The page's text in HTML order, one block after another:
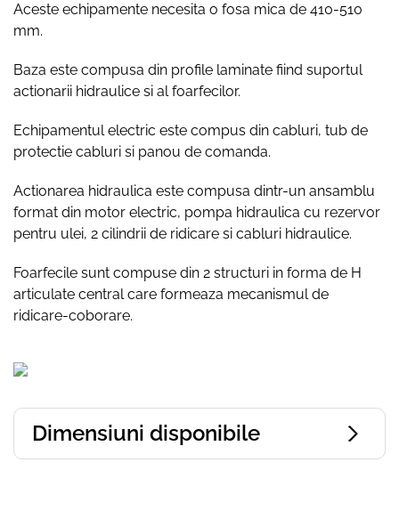
Aceste echipamente necesita o fosa mica de 410-510
mm.
Baza este compusa din profile laminate fiind suportul
actionarii hidraulice si al foarfecilor.
Echipamentul electric este compus din cabluri, tub de
protectie cabluri si panou de comanda.
Actionarea hidraulica este compusa dintr-un ansamblu
format din motor electric, pompa hidraulica cu rezervor
pentru ulei, 2 cilindrii de ridicare si cabluri hidraulice.
Foarfecile sunt compuse din 2 structuri in forma de H
articulate central care formeaza mecanismul de
ridicare-coborare.
Dimensiuni disponibile